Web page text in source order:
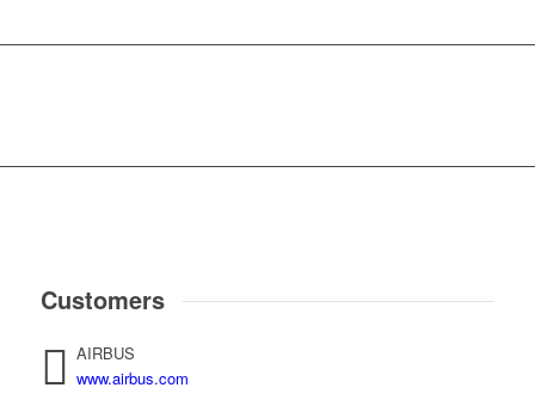
Customers
AIRBUS
www.airbus.com